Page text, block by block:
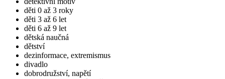
děti 0 až 3 roky
děti 3 až 6 let
děti 6 až 9 let
dětská naučná
dětství
dezinformace, extremismus
divadlo
dobrodružství, napětí